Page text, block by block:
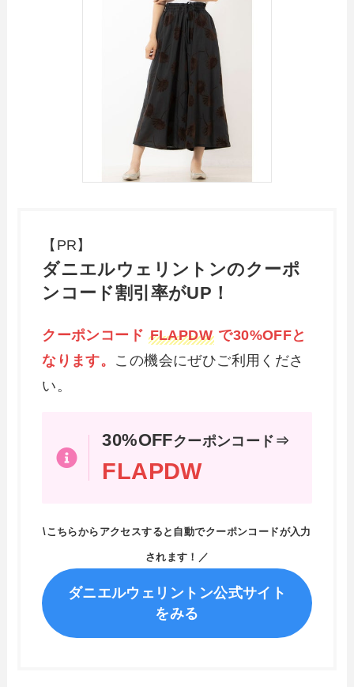
【PR】
ダニエルウェリントンのクーポ
ンコード割引率がUP！
クーポンコード FLAPDWで30%OFFと
なります。 この機会にぜひご利用くださ
い。
30%OFFクーポンコード⇒
FLAPDW
\こちらからアクセスすると自動でクーポンコードが入力
されます！／
ダニエルウェリントン公式サイト
をみる